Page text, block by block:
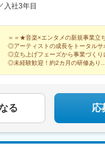
入社3年目
＝＝★音楽×エンタメの新規事業立
◎アーティストの成長をトータルサ
◎立ち上げフェーズから事業づくり
◎未経験歓迎！約2カ月の研修あり
る 応